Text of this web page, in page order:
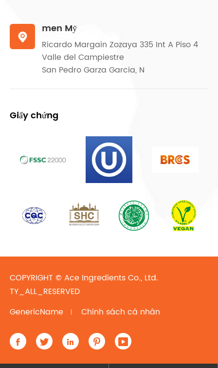

men Mỹ
Ricardo Margain Zozaya 335 Int A Piso 4
Valle del Campiestre
San Pedro Garza Garcia, N
Giấy chứng
COPYRIGHT © Ace Ingredients Co., Ltd.
TY_ALL_RESERVED
GenericName
Chính sách cá nhân
    